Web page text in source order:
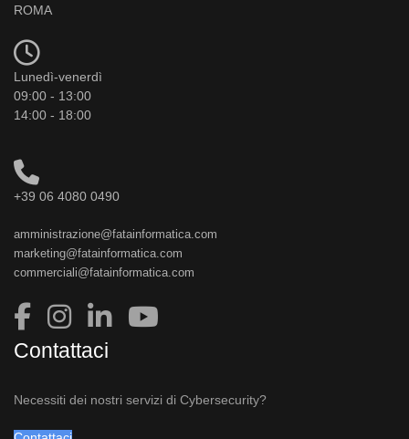
ROMA
Lunedì-venerdì
09:00 - 13:00
14:00 - 18:00
+39 06 4080 0490
amministrazione@fatainformatica.com
marketing@fatainformatica.com
commerciali@fatainformatica.com
Contattaci
Necessiti dei nostri servizi di Cybersecurity?